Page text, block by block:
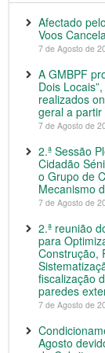
Afectado
Voos
7 de Agosto de
A GMBPF
Dois
realizados
geral a
7 de Agosto de
2.ª Sessão
Cidadão
o Grupo de
Mecanismo
7 de Agosto de
2.ª reunião
para
Construção,
fiscalização
paredes
7 de Agosto de
Agosto